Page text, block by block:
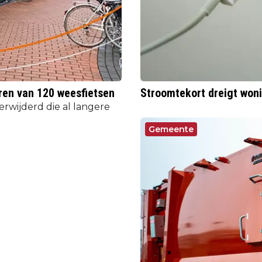
van 120 weesfietsen
die al langere
Stroomtekort dreigt
Gemeente